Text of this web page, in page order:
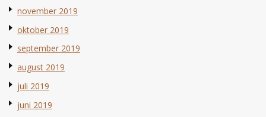
november 2019
oktober 2019
september 2019
august 2019
juli 2019
juni 2019